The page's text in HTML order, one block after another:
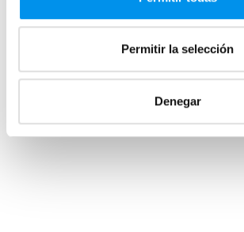
Permitir la selección
Denegar
20 de 29